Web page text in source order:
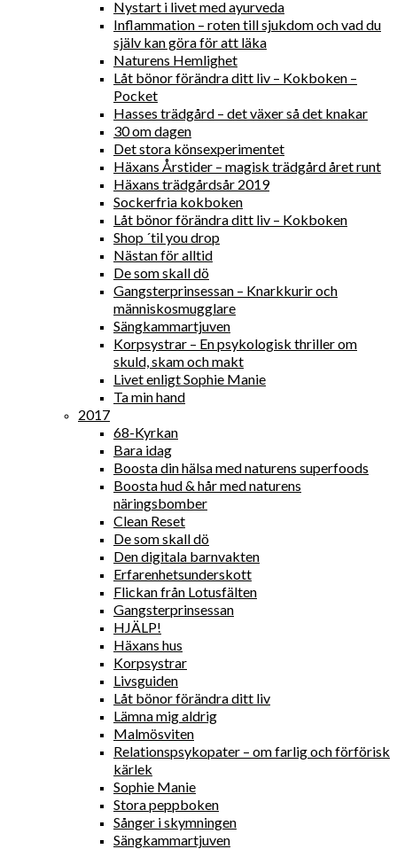
Nystart i livet med ayurveda
Inflammation – roten till sjukdom och vad du
själv kan göra för att läka
Naturens Hemlighet
Låt bönor förändra ditt liv – Kokboken –
Pocket
Hasses trädgård – det växer så det knakar
30 om dagen
Det stora könsexperimentet
Häxans Årstider – magisk trädgård året runt
Häxans trädgårdsår 2019
Sockerfria kokboken
Låt bönor förändra ditt liv – Kokboken
Shop ´til you drop
Nästan för alltid
De som skall dö
Gangsterprinsessan – Knarkkurir och
människosmugglare
Sängkammartjuven
Korpsystrar – En psykologisk thriller om
skuld, skam och makt
Livet enligt Sophie Manie
Ta min hand
2017
68-Kyrkan
Bara idag
Boosta din hälsa med naturens superfoods
Boosta hud & hår med naturens
näringsbomber
Clean Reset
De som skall dö
Den digitala barnvakten
Erfarenhetsunderskott
Flickan från Lotusfälten
Gangsterprinsessan
HJÄLP!
Häxans hus
Korpsystrar
Livsguiden
Låt bönor förändra ditt liv
Lämna mig aldrig
Malmösviten
Relationspsykopater – om farlig och förförisk
kärlek
Sophie Manie
Stora peppboken
Sånger i skymningen
Sängkammartjuven